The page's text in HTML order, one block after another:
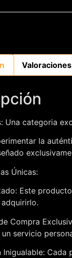
Una categoria
la
Únicas:
Este
Compra
un servicio
Inigualable: